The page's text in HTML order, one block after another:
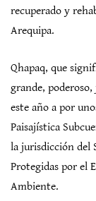
recuperado y
Arequipa.
Qhapaq, que
grande,
este año a por
Paisajística
la jurisdicción del
Protegidas por el
Ambiente.